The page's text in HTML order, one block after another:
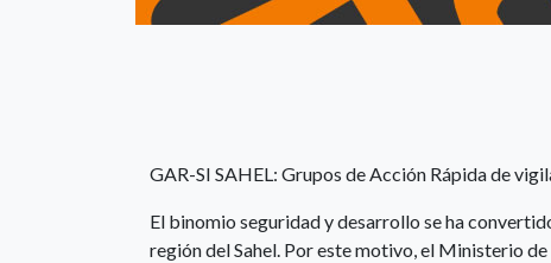
GAR-SI SAHEL: Grupos de Acción Rápida de
El binomio seguridad y desarrollo se ha
región del Sahel. Por este motivo, el Ministerio